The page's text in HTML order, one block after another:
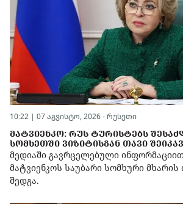
10:22 | 07 აგვისტო, 2026 - რუსეთი
ᲛᲐᲢᲕᲘᲔᲜᲙᲝ: ᲠᲣᲡ ᲢᲣᲠᲘᲡᲢᲔᲑᲡ
ᲡᲝᲛᲮᲔᲗᲨᲘ ᲕᲘᲖᲘᲢᲘᲡᲒᲐᲜ ᲗᲐᲕᲘ
მედიაში გავრცელებული
მატვიენკოს საუბარი სომხური მხარის
შედგა.